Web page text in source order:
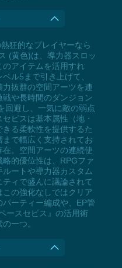
狂的なプレイヤーなら
(黄色)は、導力器スロッ
のアイテムを活用すれ
ル5まで引き上げて、
抜群の空間アーツを連
や長時間のダンジョン
回避し、一気に敵の弱点
ピスは基本属性（地・
る柔軟性を提供するた
で幅広く支持されてお
。空間アーツの連続使
的優位性は、RPGファ
ートや導力器カスタム
ィで盛んに議論されて
の強化なしではクリア
ーティー編成や、EP管
ースセピス』の活用術
一つ。